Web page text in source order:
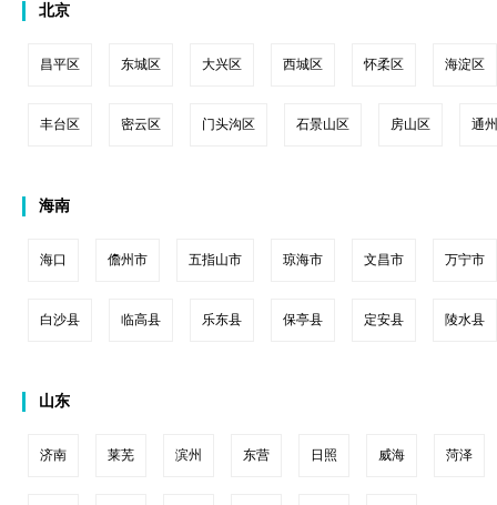
北京
昌平区 东城区 大兴区 西城区 怀柔区 海淀区
丰台区 密云区 门头沟区 石景山区 房山区 通
海南
海口 儋州市 五指山市 琼海市 文昌市 万宁市
白沙县 临高县 乐东县 保亭县 定安县 陵水县
山东
济南 莱芜 滨州 东营 日照 威海 菏泽